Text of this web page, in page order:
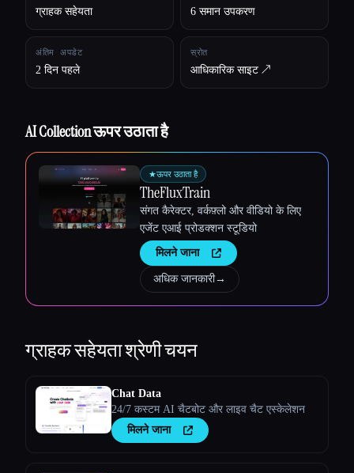
ग्राहक सहेयता 6 समान उपकरण
अंतिम अपडेट
2 दिन पहले
स्रोत
आधिकारिक साइट ↗︎
AI Collection ऊपर उठाता है
★ऊपर उठाता है
TheFluxTrain
संगत कैरेक्टर, वर्कफ़्लो और वीडियो के लिए
एजेंट एआई प्रोडक्शन स्टूडियो
मिलने जाना
अधिक जानकारी→
ग्राहक सहेयताश्रेणी चयन
Chat Data
24/7 कस्टम AI चैटबोट और लाइव चैट एस्केलेशन
मिलने जाना